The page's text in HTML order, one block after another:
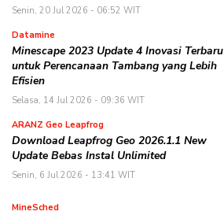
Senin, 20 Jul 2026 - 06:52 WIT
Datamine
Minescape 2023 Update 4 Inovasi Terbaru
untuk Perencanaan Tambang yang Lebih
Efisien
Selasa, 14 Jul 2026 - 09:36 WIT
ARANZ Geo Leapfrog
Download Leapfrog Geo 2026.1.1 New
Update Bebas Instal Unlimited
Senin, 6 Jul 2026 - 13:41 WIT
MineSched